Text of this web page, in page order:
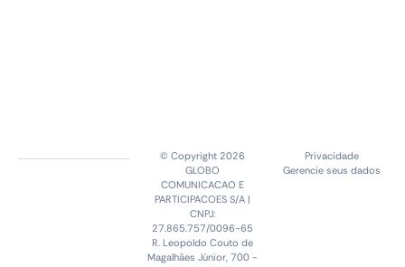
© Copyright 2026
GLOBO
COMUNICACAO E
PARTICIPACOES S/A |
CNPJ:
27.865.757/0096-65
R. Leopoldo Couto de
Magalhães Júnior, 700 -
Privacidade
Gerencie seus dados